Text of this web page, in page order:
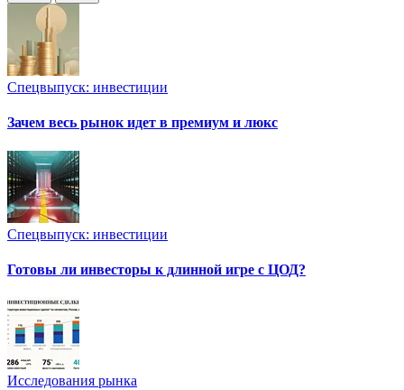
Спецвыпуск: инвестиции
Зачем весь рынок идет в премиум и люкс
Спецвыпуск: инвестиции
Готовы ли инвесторы к длинной игре с ЦОД?
Исследования рынка